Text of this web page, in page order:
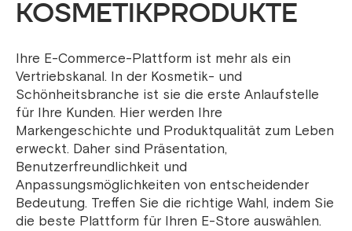
KOSMETIKPRODUKTE
Ihre E-Commerce-Plattform ist mehr als ein
Vertriebskanal. In der Kosmetik- und
Schönheitsbranche ist sie die erste Anlaufstelle
für Ihre Kunden. Hier werden Ihre
Markengeschichte und Produktqualität zum Leben
erweckt. Daher sind Präsentation,
Benutzerfreundlichkeit und
Anpassungsmöglichkeiten von entscheidender
Bedeutung. Treffen Sie die richtige Wahl, indem Sie
die beste Plattform für Ihren E-Store auswählen.